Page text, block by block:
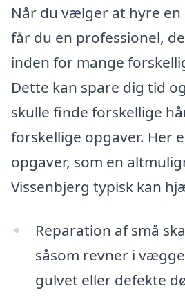
Når du vælger at hyre
får du en professionel,
inden for mange
Dette kan spare dig tid
skulle finde forskellige
forskellige opgaver. Her
opgaver, som en
Vissenbjerg typisk kan
Reparation af små
såsom revner i
gulvet eller defekte